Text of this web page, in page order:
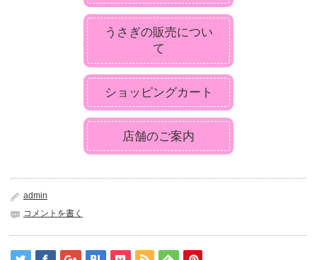
うさぎの販売につい
て
ショッピングカート
店舗のご案内
admin
コメントを書く